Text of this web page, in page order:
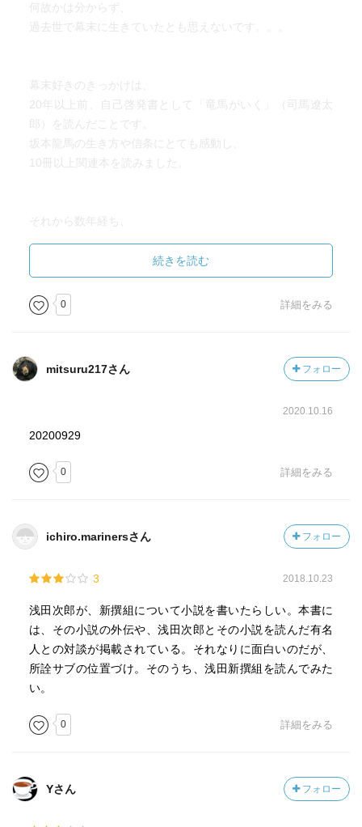
何故かは分からず、
過去世で幕末に生きていたとも思えないです。。。
幕末好きのきっかけは、
20年以上前、自己啓発書として「竜馬がいく」（司馬遼太
郎）を読んだことです。
坂本龍馬の生き方や信条にとても感動し、
10冊以上関連本を読みました。
それから数年経ち、
「燃えよ剣」（司馬遼太郎）でした（ブログはここ）。
主人公が誰か分からず読み始め、
主人公の土方歳三が函館戦争で死んだことも知りませんで
これが土方歳三や新選組にはまるきっかけでした。
「壬生義士伝」「輪違屋糸里」
氏は、新選組隊士へ独自の人物像を持っていて、
従来のものとは違っているのが面白いです。
土方歳三は最期までツッパリきった不良など。
小説なので創作ですが、細かい史実も入っています。
その後「浅田次郎 新選組読本」を単行本で読みました。
文庫本の方を入手しました。
読本は、対談、インタビュー、エッセイ、浅田次郎版新撰
組人名録などから構成されています。
どれも面白く、
続きを読む
0 詳細をみる
mitsuru217さん フォロー
2020.10.16
20200929
0 詳細をみる
ichiro.marinersさん フォロー
3 2018.10.23
浅田次郎が、新撰組について小説を書いたらしい。本書に
は、その小説の外伝や、浅田次郎とその小説を読んだ有名
人との対談が掲載されている。それなりに面白いのだが、
所詮サブの位置づけ。そのうち、浅田新撰組を読んでみた
い。
0 詳細をみる
Yさん フォロー